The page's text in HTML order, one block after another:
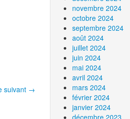
suivant →
novembre 2024
octobre 2024
septembre 2024
août 2024
juillet 2024
juin 2024
mai 2024
avril 2024
mars 2024
février 2024
janvier 2024
décembre 2023